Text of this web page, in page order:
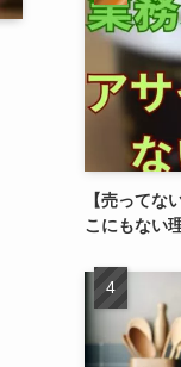
【売ってな
こにもない